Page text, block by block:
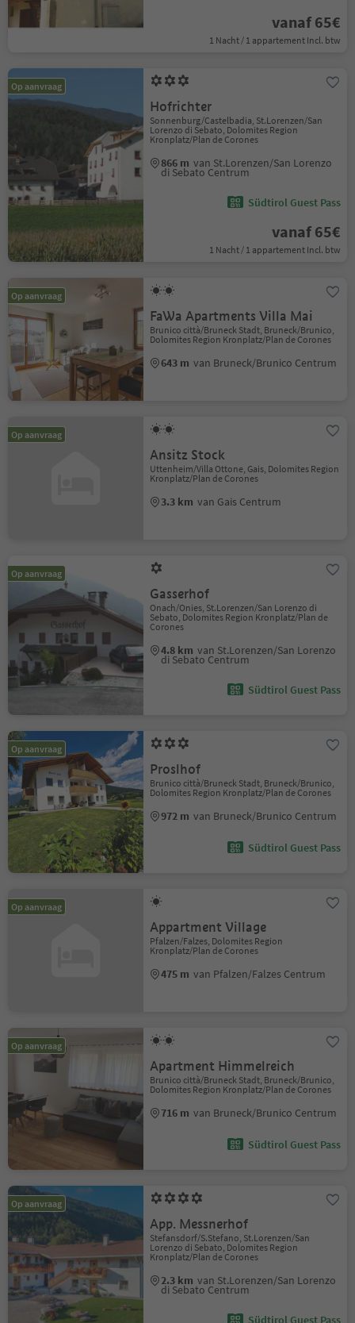
vanaf 65€
1 Nacht / 1 appartement Incl. btw
Op aanvraag
Hofrichter
Sonnenburg/Castelbadia, St.Lorenzen/San
Lorenzo di Sebato, Dolomites Region
Kronplatz/Plan de Corones
866 m van St.Lorenzen/San Lorenzo
di Sebato Centrum
Südtirol Guest Pass
vanaf 65€
1 Nacht / 1 appartement Incl. btw
Op aanvraag
FaWa Apartments Villa Mai
Brunico città/Bruneck Stadt, Bruneck/Brunico,
Dolomites Region Kronplatz/Plan de Corones
643 m van Bruneck/Brunico Centrum
Op aanvraag
Ansitz Stock
Uttenheim/Villa Ottone, Gais, Dolomites Region
Kronplatz/Plan de Corones
3.3 km van Gais Centrum
Op aanvraag
Gasserhof
Onach/Onies, St.Lorenzen/San Lorenzo di
Sebato, Dolomites Region Kronplatz/Plan de
Corones
4.8 km van St.Lorenzen/San Lorenzo
di Sebato Centrum
Südtirol Guest Pass
Op aanvraag
Proslhof
Brunico città/Bruneck Stadt, Bruneck/Brunico,
Dolomites Region Kronplatz/Plan de Corones
972 m van Bruneck/Brunico Centrum
Südtirol Guest Pass
Op aanvraag
Appartment Village
Pfalzen/Falzes, Dolomites Region
Kronplatz/Plan de Corones
475 m van Pfalzen/Falzes Centrum
Op aanvraag
Apartment Himmelreich
Brunico città/Bruneck Stadt, Bruneck/Brunico,
Dolomites Region Kronplatz/Plan de Corones
716 m van Bruneck/Brunico Centrum
Südtirol Guest Pass
Op aanvraag
App. Messnerhof
Stefansdorf/S.Stefano, St.Lorenzen/San
Lorenzo di Sebato, Dolomites Region
Kronplatz/Plan de Corones
2.3 km van St.Lorenzen/San Lorenzo
di Sebato Centrum
Südtirol Guest Pass